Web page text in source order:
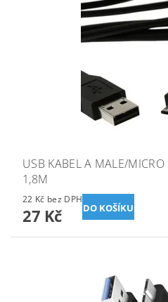
USB KABEL A MALE/
1,8M
22 Kč bez DPH
27 Kč